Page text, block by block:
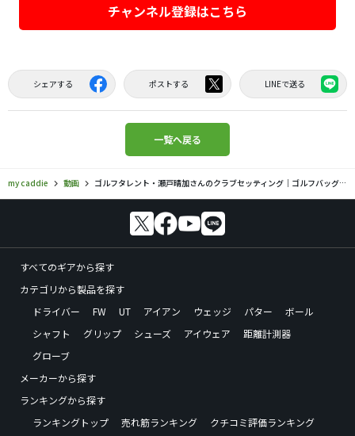
チャンネル登録はこちら
シェアする ポストする LINEで送る
一覧へ戻る
my caddie 動画 ゴルフタレント・瀬戸晴加さんのクラブセッティング｜ゴルフバッグの中身、見せてもらいました【No.22】
すべてのギアから探す
カテゴリから製品を探す
ドライバー
FW UT アイアン ウェッジ パター
ボール
シャフト
グリップ シューズ アイウェア
距離計測器
グローブ
メーカーから探す
ランキングから探す
ランキングトップ
売れ筋ランキング
クチコミ評価ランキング